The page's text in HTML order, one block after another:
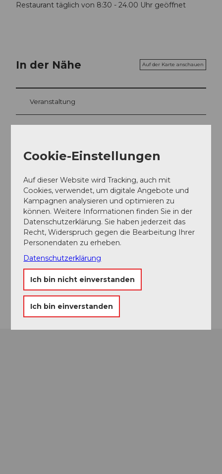
Restaurant täglich von 8:30 - 24.00 Uhr geöffnet
In der Nähe Auf der Karte anschauen
Veranstaltung
Sehenswertes
Touren
Kontaktdaten
Bahnhofstrasse 8
6440Brunnen
+41 41 825 13 00
info@weisses-roessli-brunnen.ch
Website
Anreise
Cookie-Einstellungen
Auf dieser Website wird Tracking, auch mit
Cookies, verwendet, um digitale Angebote und
Kampagnen analysieren und optimieren zu
können. Weitere Informationen finden Sie in der
Datenschutzerklärung. Sie haben jederzeit das
Recht, Widerspruch gegen die Bearbeitung Ihrer
Personendaten zu erheben.
Datenschutzerklärung
Ich bin nicht einverstanden
Ich bin einverstanden